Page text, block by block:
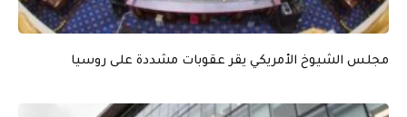
مجلس الشيوخ الأمريكي يقر عقوبات مشددة على روسيا